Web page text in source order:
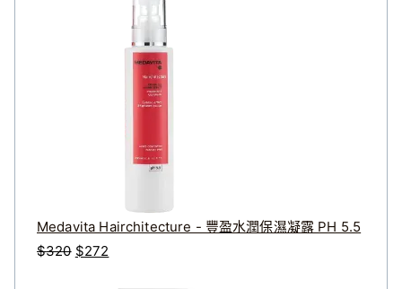
Medavita Hairchitecture - 豐盈水潤保濕凝露 PH 5.5
$320 原
$272